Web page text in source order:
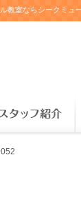
室ならシークミュ